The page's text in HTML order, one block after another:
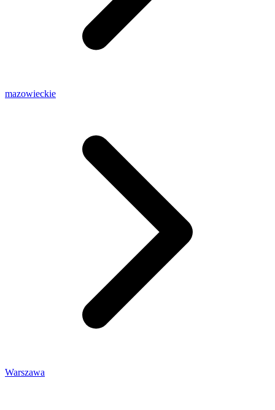
mazowieckie
Warszawa